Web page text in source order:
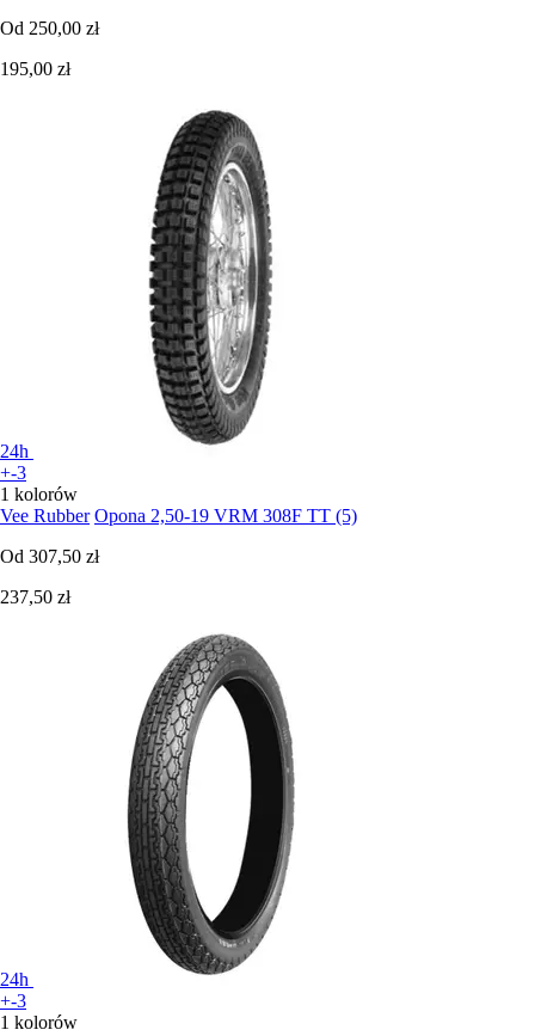
Od 250,00 zł
195,00 zł
24h
+-3
1 kolorów
Vee Rubber Opona 2,50-19 VRM 308F TT (5)
Od 307,50 zł
237,50 zł
24h
+-3
1 kolorów